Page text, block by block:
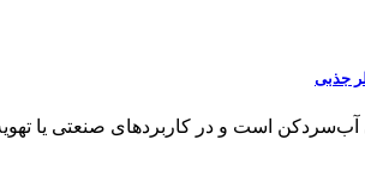
جذبی
آب‌سردکن است و در کاربردهای صنعتی یا